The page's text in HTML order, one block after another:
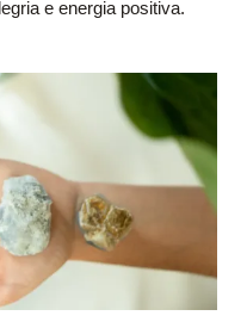
e energia positiva.